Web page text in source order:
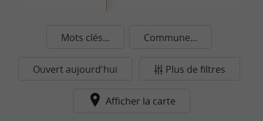
Mots clés... Commune...
Ouvert aujourd'hui Plus de filtres
Afficher la carte